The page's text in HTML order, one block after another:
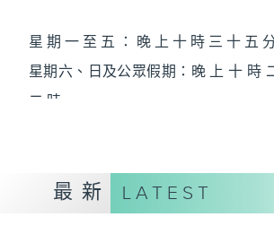
星 期 一 至 五 ： 晚 上 十 時 三 十 五
星期六、日及公眾假期：晚 上 十 時
二 時
黃可柔、馬崇恩、蕭桐、陳婉紅、紅
最新 LATEST